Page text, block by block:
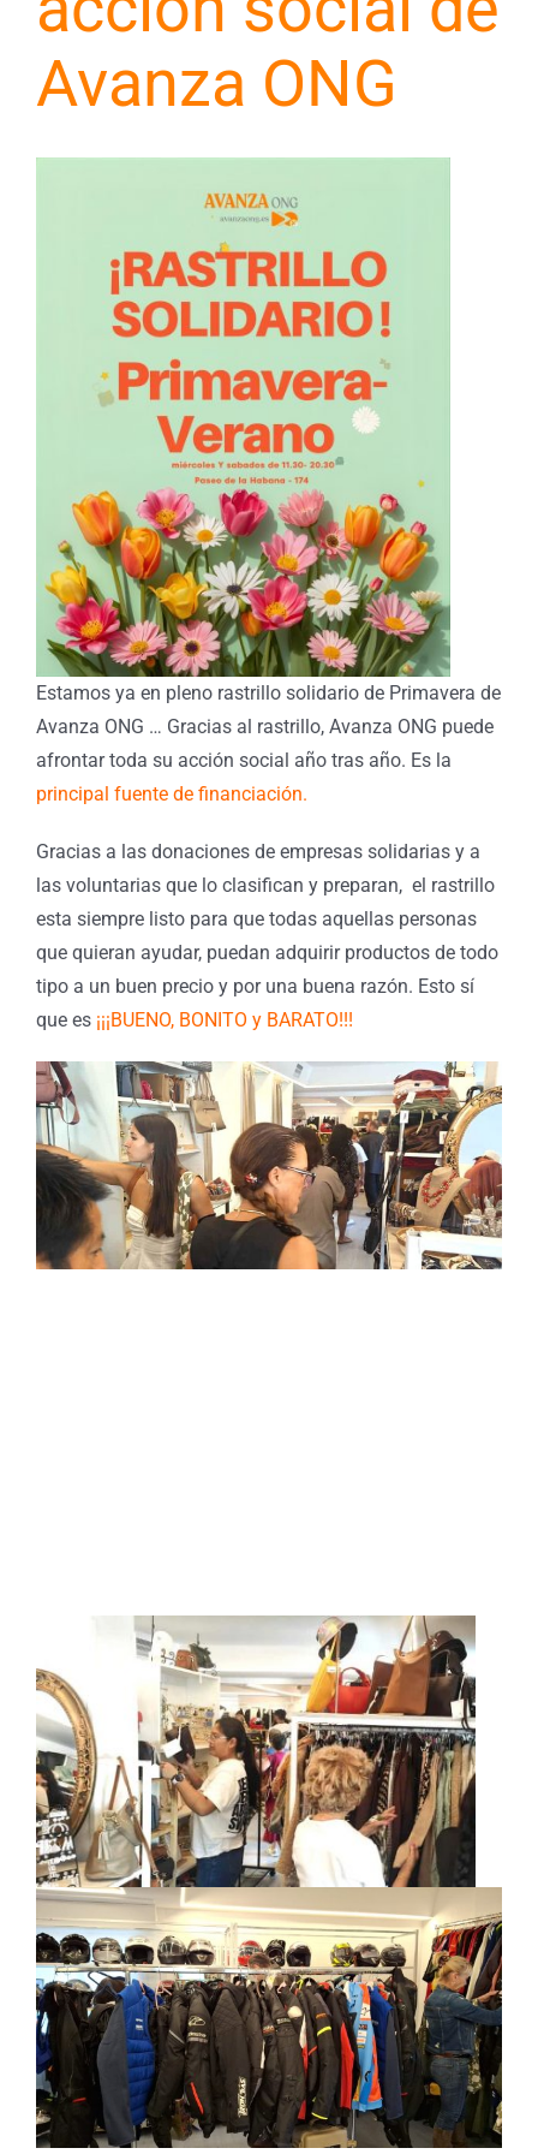
Avanza ONG
Estamos ya en pleno rastrillo solidario de Primavera de
Avanza ONG … Gracias al rastrillo, Avanza ONG puede
afrontar toda su acción social año tras año. Es la
principal fuente de financiación.
Gracias a las donaciones de empresas solidarias y a
las voluntarias que lo clasifican y preparan, el rastrillo
esta siempre listo para que todas aquellas personas
que quieran ayudar, puedan adquirir productos de todo
tipo a un buen precio y por una buena razón. Esto sí
que es ¡¡¡BUENO, BONITO y BARATO!!!